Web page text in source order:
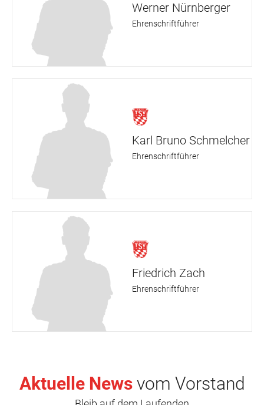
Werner Nürnberger
Ehrenschriftführer
Karl Bruno Schmelcher
Ehrenschriftführer
Friedrich Zach
Ehrenschriftführer
Aktuelle Newsvom Vorstand